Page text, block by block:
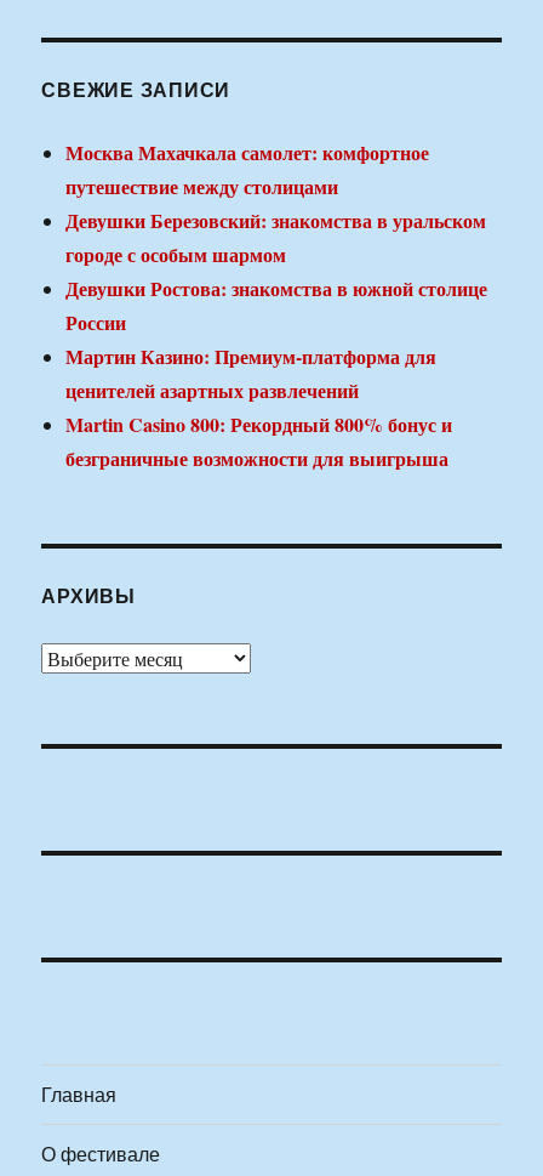
СВЕЖИЕ ЗАПИСИ
Москва Махачкала самолет: комфортное
путешествие между столицами
Девушки Березовский: знакомства в уральском
городе с особым шармом
Девушки Ростова: знакомства в южной столице
России
Мартин Казино: Премиум-платформа для
ценителей азартных развлечений
Martin Casino 800: Рекордный 800% бонус и
безграничные возможности для выигрыша
АРХИВЫ
Архивы
Главная
О фестивале